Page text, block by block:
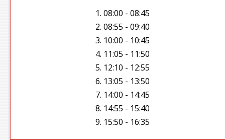
1. 08:00 - 08:45
2. 08:55 - 09:40
3. 10:00 - 10:45
4. 11:05 - 11:50
5. 12:10 - 12:55
6. 13:05 - 13:50
7. 14:00 - 14:45
8. 14:55 - 15:40
9. 15:50 - 16:35